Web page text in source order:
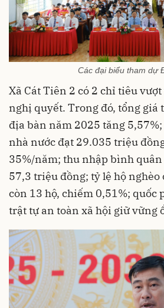
Các đại biểu tham dự
Xã Cát Tiên 2 có 2 chỉ tiêu
nghị quyết. Trong đó, tổng giá
địa bàn năm 2025 tăng
nhà nước đạt 29.035 triệu
35%/năm; thu nhập bình
57,3 triệu đồng; tỷ lệ hộ
còn 13 hộ, chiếm 0,51%; quốc
trật tự an toàn xã hội giữ vững